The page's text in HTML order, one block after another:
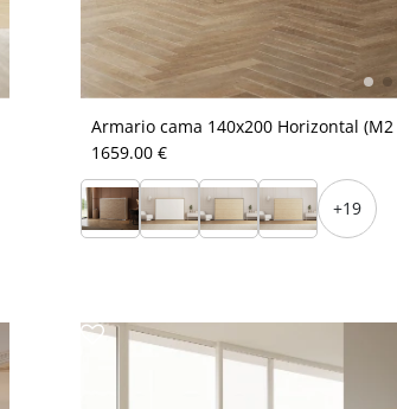
Armario cama 140x200 Horizontal
1659.00 €
+19